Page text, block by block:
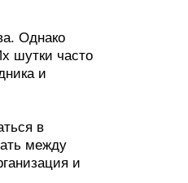
Однако
шутки часто
и
в
между
и